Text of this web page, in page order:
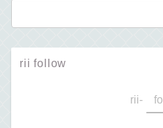
rii follow
rii-